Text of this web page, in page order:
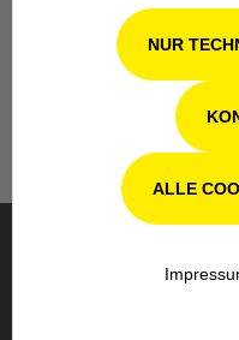
Unsere
und
Köln steht Ihnen
Rat
BESTELLUNG &
NUR
ALLE